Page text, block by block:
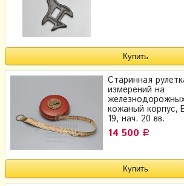
Старинная
измерений на
кожаный корпус,
19, нач. 20 вв.
14 500 Р